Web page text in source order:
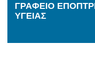
ΓΡΑΦΕΙΟ
ΥΓΕΙΑΣ